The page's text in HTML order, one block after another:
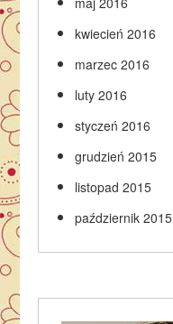
kwiecień 2016
marzec 2016
luty 2016
styczeń 2016
grudzień 2015
listopad 2015
październik 2015